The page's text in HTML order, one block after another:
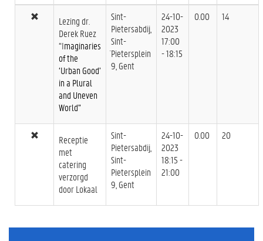
Lezing dr.
Derek Ruez
“Imaginaries
of the
‘Urban Good’
in a Plural
and Uneven
World”
Sint-
Pietersabdij,
Sint-
¨Pietersplein
9, Gent
24-10-
2023
17:00
- 18:15
0.00 14
Receptie
met
catering
verzorgd
door Lokaal
Sint-
Pietersabdij,
Sint-
Pietersplein
9, Gent
24-10-
2023
18:15 -
21:00
0.00 20